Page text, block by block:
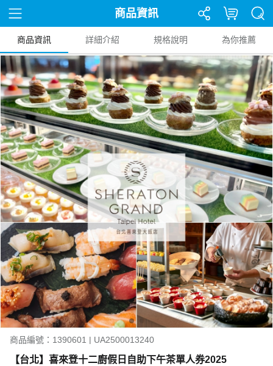
商品資訊
商品資訊 詳細介紹 規格說明 為你推薦
商品編號：1390601 | UA2500013240
【台北】喜來登十二廚假日自助下午茶單人券2025